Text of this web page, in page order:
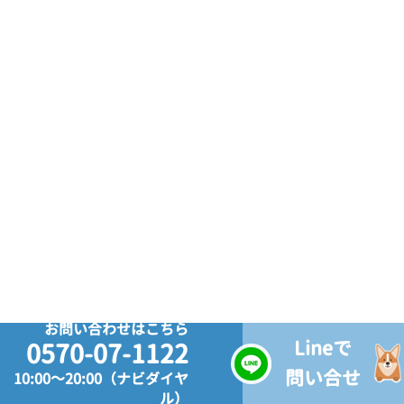
お問い合わせはこちら
0570-07-1122
10:00～20:00（ナビダイヤ
ル）
Lineで
問い合せ